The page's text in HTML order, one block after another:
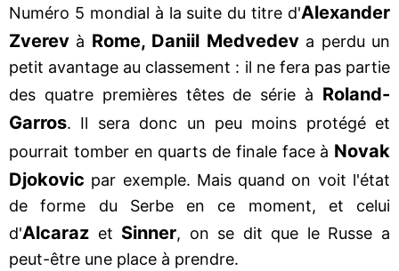
Numéro 5 mondial à la suite du titre d'Alexander
Zverev à Rome, Daniil Medvedeva perdu un
petit avantage au classement : il ne fera pas partie
des quatre premières têtes de série à Roland-
Garros. Il sera donc un peu moins protégé et
pourrait tomber en quarts de finale face à Novak
Djokovic par exemple. Mais quand on voit l'état
de forme du Serbe en ce moment, et celui
d'Alcaraz et Sinner, on se dit que le Russe a
peut-être une place à prendre.